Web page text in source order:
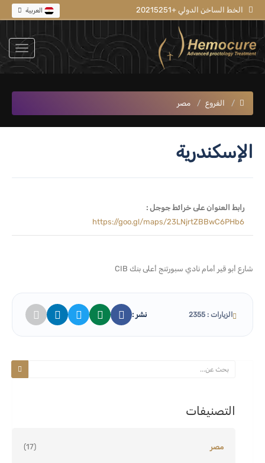
الخط الساخن الدولي +20215251
الفروع مصر
الإسكندرية
رابط العنوان على خرائط جوجل :
https://goo.gl/maps/23LNjrtZBBwC6PHb6
شارع أبو قير أمام نادي سبورتنج أعلى بنك CIB
الزيارات : 2355 نشر :
التصنيفات
مصر (17)